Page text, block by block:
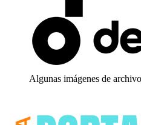
Algunas imágenes de